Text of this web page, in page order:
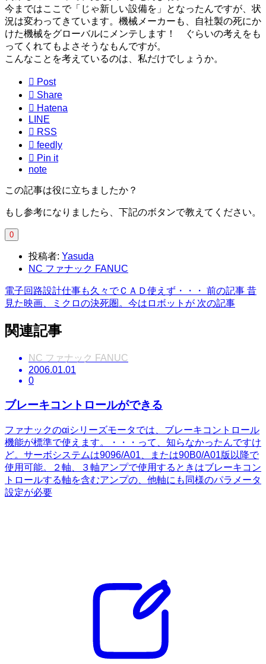
今まではここで「じゃ新しい設備を」となったんですが、状
況は変わってきています。機械メーカーも、自社製の死にか
けた機械をグローバルにメンテします！ ぐらいの考えをも
ってくれてもよさそうなもんですが。
こんなことを考えているのは、私だけでしょうか。
 Post
 Share
 Hatena
LINE
 RSS
 feedly
 Pin it
note
この記事は役に立ちましたか？
もし参考になりましたら、下記のボタンで教えてください。
0
投稿者: Yasuda
NC ファナック FANUC
電子回路設計仕事も久々でＣＡＤ使えず・・・ 前の記事 昔
見た映画、ミクロの決死圏。今はロボットが 次の記事
関連記事
NC ファナック FANUC
2006.01.01
0
ブレーキコントロールができる
ファナックのαiシリーズモータでは、ブレーキコントロール
機能が標準で使えます。・・・って、知らなかったんですけ
ど。サーボシステムは9096/A01、または90B0/A01版以降で
使用可能。２軸、３軸アンプで使用するときはブレーキコン
トロールする軸を含むアンプの、他軸にも同様のパラメータ
設定が必要